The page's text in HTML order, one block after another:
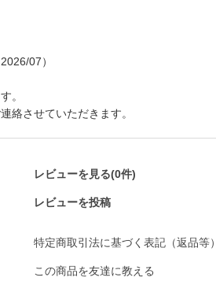
07）
。
絡させていただきます。
レビューを見る(0件)
レビューを投稿
特定商取引法に基づく表記（返品等）
この商品を友達に教える